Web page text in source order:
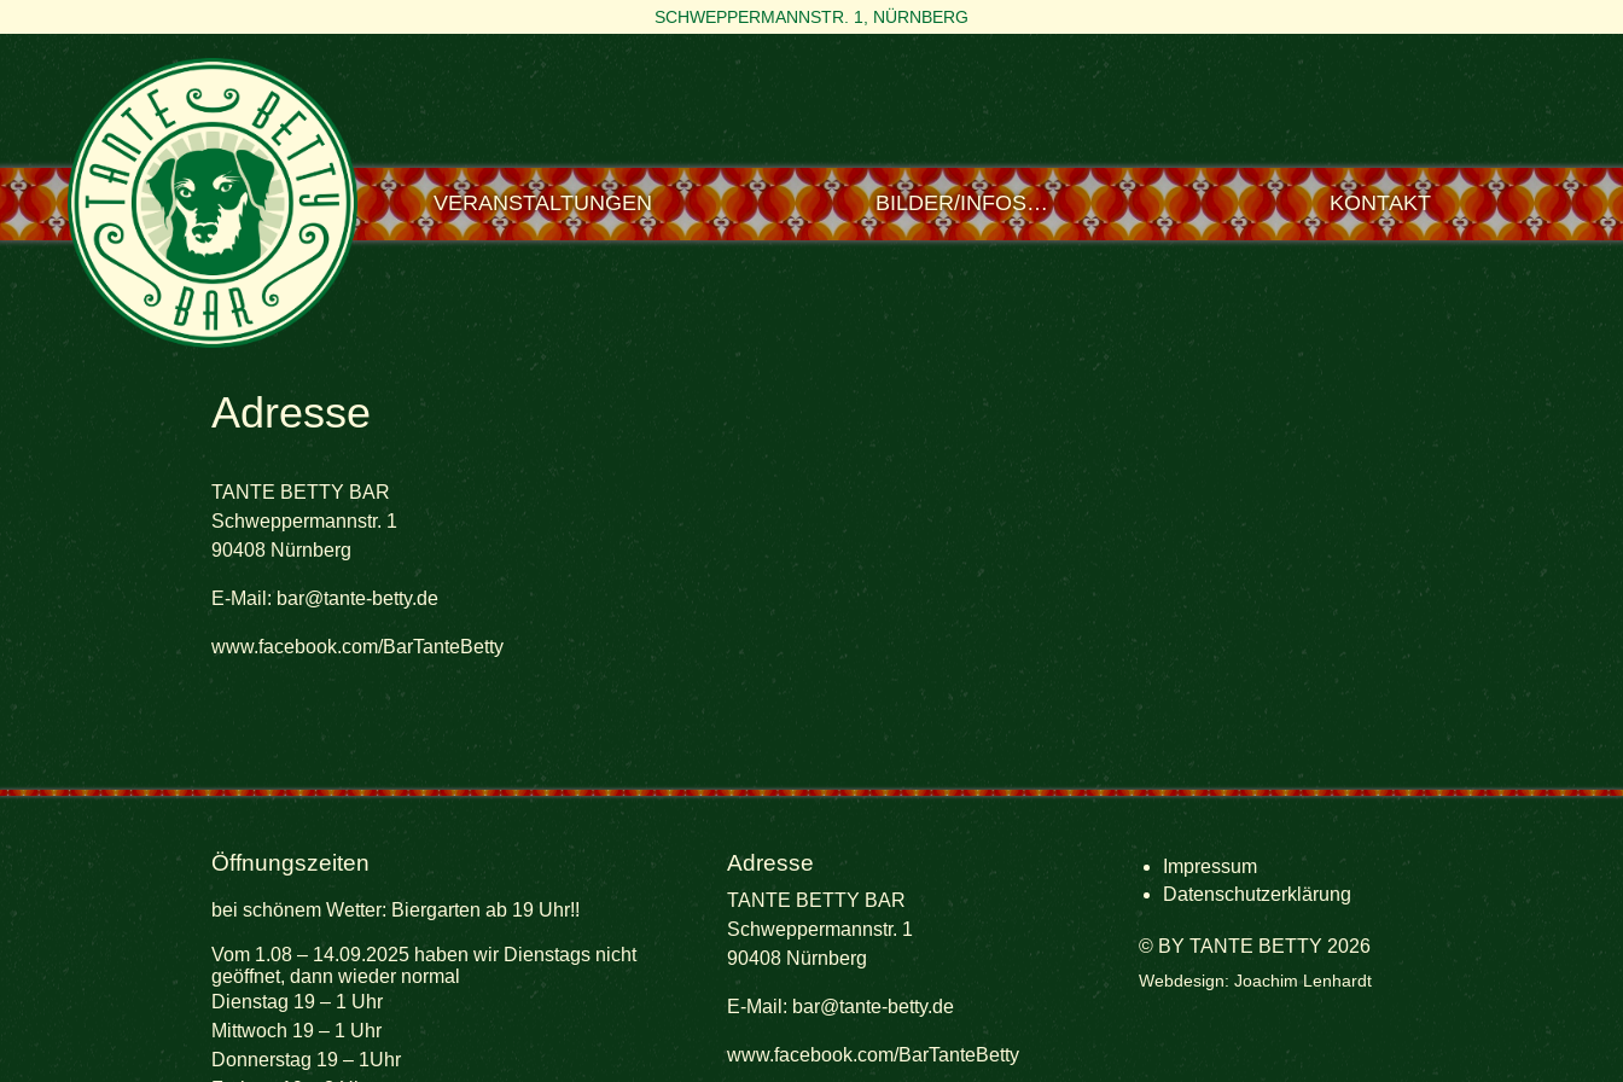
SCHWEPPERMANNSTR. 1, NÜRNBERG
VERANSTALTUNGEN BILDER/INFOS… KONTAKT
Adresse
TANTE BETTY BAR
Schweppermannstr. 1
90408 Nürnberg
E-Mail: bar@tante-betty.de
www.facebook.com/BarTanteBetty
Öffnungszeiten
bei schönem Wetter: Biergarten ab 19 Uhr!!
Vom 1.08 – 14.09.2025 haben wir Dienstags nicht
geöffnet, dann wieder normal
Dienstag 19 – 1 Uhr
Mittwoch 19 – 1 Uhr
Donnerstag 19 – 1Uhr
Adresse
TANTE BETTY BAR
Schweppermannstr. 1
90408 Nürnberg
E-Mail: bar@tante-betty.de
www.facebook.com/BarTanteBetty
Impressum
Datenschutzerklärung
© BY TANTE BETTY 2026
Webdesign: Joachim Lenhardt